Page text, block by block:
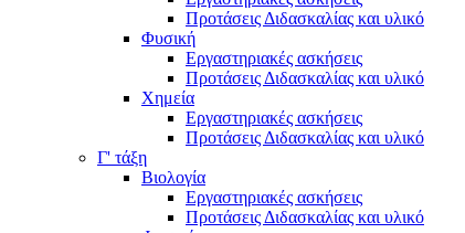
Προτάσεις Διδασκαλίας και υλικό
Φυσική
Εργαστηριακές ασκήσεις
Προτάσεις Διδασκαλίας και υλικό
Χημεία
Εργαστηριακές ασκήσεις
Προτάσεις Διδασκαλίας και υλικό
Γ' τάξη
Βιολογία
Εργαστηριακές ασκήσεις
Προτάσεις Διδασκαλίας και υλικό